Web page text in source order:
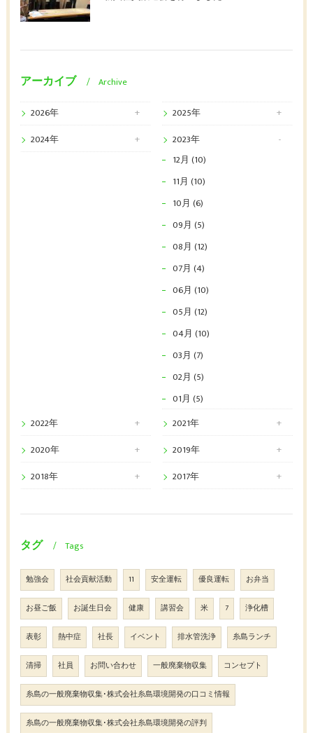
アーカイブ Archive
2026年
2025年
2024年
2023年
12月 (10)
11月 (10)
10月 (6)
09月 (5)
08月 (12)
07月 (4)
06月 (10)
05月 (12)
04月 (10)
03月 (7)
02月 (5)
01月 (5)
2022年
2021年
2020年
2019年
2018年
2017年
タグ Tags
勉強会 社会貢献活動 11 安全運転 優良運転 お弁当
お昼ご飯 お誕生日会 健康 講習会 米 7 浄化槽
表彰 熱中症 社長 イベント 排水管洗浄 糸島ランチ
清掃 社員 お問い合わせ 一般廃棄物収集 コンセプト
糸島の一般廃棄物収集･株式会社糸島環境開発の口コミ情報
糸島の一般廃棄物収集･株式会社糸島環境開発の評判